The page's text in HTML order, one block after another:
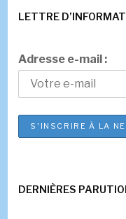
LETTRE
Adresse e-mail :
DERNIÈRES